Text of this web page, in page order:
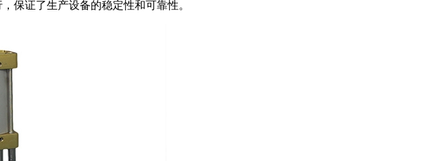
保证了生产设备的稳定性和可靠性。